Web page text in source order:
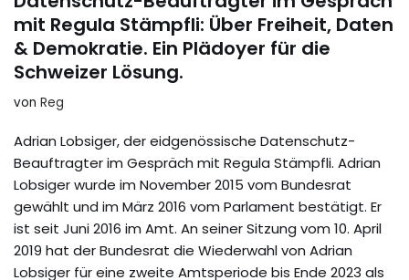
mit Regula Stämpfli: Über Freiheit, Daten
& Demokratie. Ein Plädoyer für die
Schweizer Lösung.
von Reg
Adrian Lobsiger, der eidgenössische Datenschutz-
Beauftragter im Gespräch mit Regula Stämpfli. Adrian
Lobsiger wurde im November 2015 vom Bundesrat
gewählt und im März 2016 vom Parlament bestätigt. Er
ist seit Juni 2016 im Amt. An seiner Sitzung vom 10. April
2019 hat der Bundesrat die Wiederwahl von Adrian
Lobsiger für eine zweite Amtsperiode bis Ende 2023 als